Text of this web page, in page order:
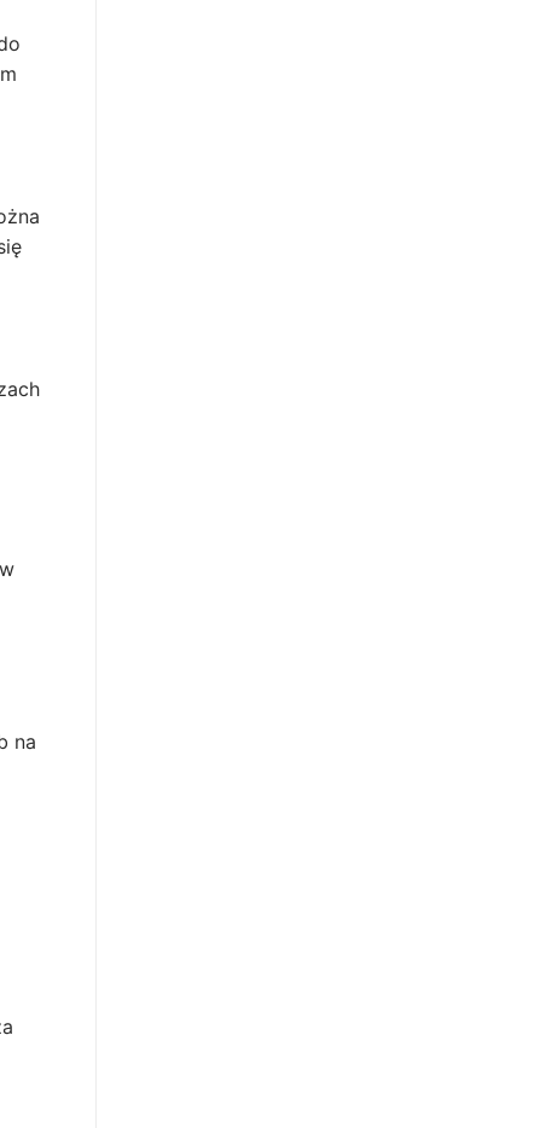
na